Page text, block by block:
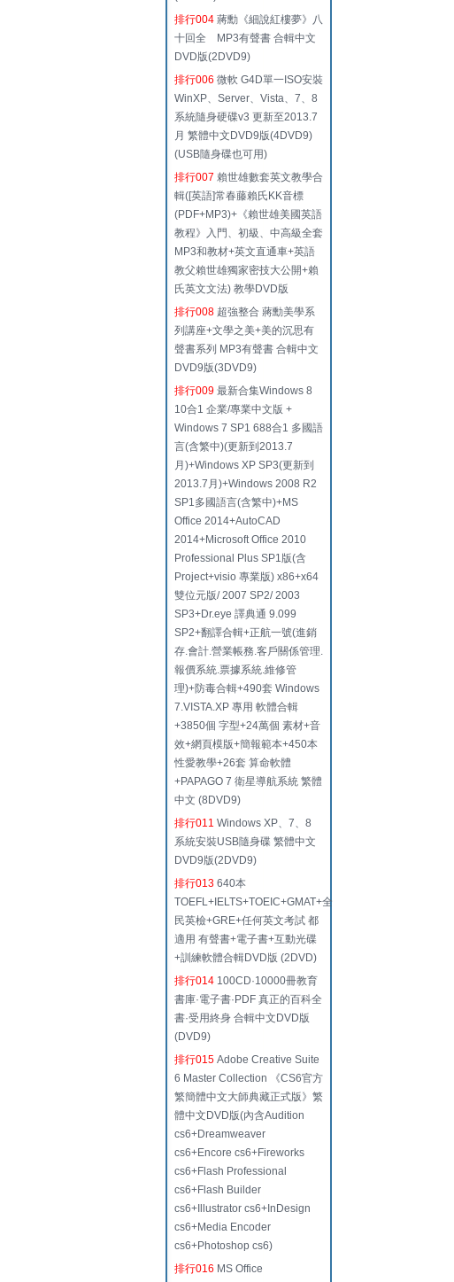
排行004 蔣勳《細說紅樓夢》八
十回全 MP3有聲書 合輯中文
DVD版(2DVD9)
排行006 微軟 G4D單一ISO安裝
WinXP、Server、Vista、7、8
系統隨身硬碟v3 更新至2013.7
月 繁體中文DVD9版(4DVD9)
(USB隨身碟也可用)
排行007 賴世雄數套英文教學合
輯([英語]常春藤賴氏KK音標
(PDF+MP3)+《賴世雄美國英語
教程》入門、初級、中高級全套
MP3和教材+英文直通車+英語
教父賴世雄獨家密技大公開+賴
氏英文文法) 教學DVD版
排行008 超強整合 蔣勳美學系
列講座+文學之美+美的沉思有
聲書系列 MP3有聲書 合輯中文
DVD9版(3DVD9)
排行009 最新合集Windows 8
10合1 企業/專業中文版 +
Windows 7 SP1 688合1 多國語
言(含繁中)(更新到2013.7
月)+Windows XP SP3(更新到
2013.7月)+Windows 2008 R2
SP1多國語言(含繁中)+MS
Office 2014+AutoCAD
2014+Microsoft Office 2010
Professional Plus SP1版(含
Project+visio 專業版) x86+x64
雙位元版/ 2007 SP2/ 2003
SP3+Dr.eye 譯典通 9.099
SP2+翻譯合輯+正航一號(進銷
存.會計.營業帳務.客戶關係管理.
報價系統.票據系統.維修管
理)+防毒合輯+490套 Windows
7.VISTA.XP 專用 軟體合輯
+3850個 字型+24萬個 素材+音
效+網頁模版+簡報範本+450本
性愛教學+26套 算命軟體
+PAPAGO 7 衛星導航系統 繁體
中文 (8DVD9)
排行011 Windows XP、7、8
系統安裝USB隨身碟 繁體中文
DVD9版(2DVD9)
排行013 640本
TOEFL+IELTS+TOEIC+GMAT+全
民英檢+GRE+任何英文考試 都
適用 有聲書+電子書+互動光碟
+訓練軟體合輯DVD版 (2DVD)
排行014 100CD·10000冊教育
書庫·電子書·PDF 真正的百科全
書·受用終身 合輯中文DVD版
(DVD9)
排行015 Adobe Creative Suite
6 Master Collection 《CS6官方
繁簡體中文大師典藏正式版》繁
體中文DVD版(內含Audition
cs6+Dreamweaver
cs6+Encore cs6+Fireworks
cs6+Flash Professional
cs6+Flash Builder
cs6+Illustrator cs6+InDesign
cs6+Media Encoder
cs6+Photoshop cs6)
排行016 MS Office